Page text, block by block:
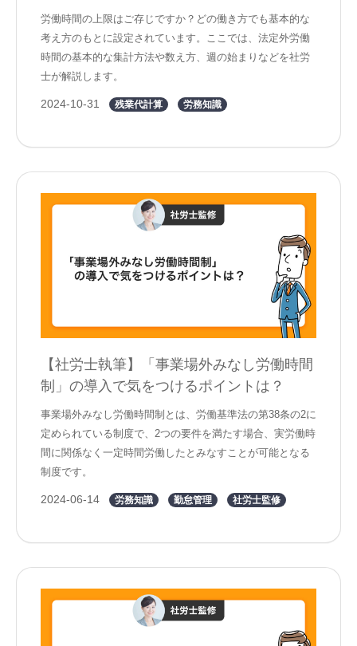
労働時間の上限はご存じですか？どの働き方でも基本的な
考え方のもとに設定されています。ここでは、法定外労働
時間の基本的な集計方法や数え方、週の始まりなどを社労
士が解説します。
2024-10-31 残業代計算 労務知識
【社労士執筆】「事業場外みなし労働時間
制」の導入で気をつけるポイントは？
事業場外みなし労働時間制とは、労働基準法の第38条の2に
定められている制度で、2つの要件を満たす場合、実労働時
間に関係なく一定時間労働したとみなすことが可能となる
制度です。
2024-06-14 労務知識 勤怠管理 社労士監修